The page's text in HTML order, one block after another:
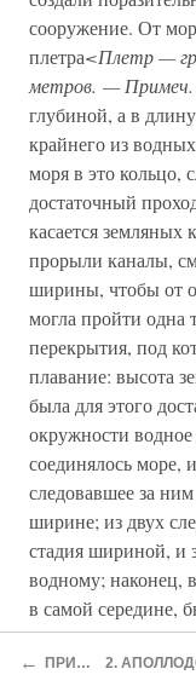
сооружение. От
плетра<Плетр —
метров. —
глубиной, а в
крайнего из
моря в это кольцо,
достаточный
касается земляных
прорыли каналы,
ширины, чтобы от
могла пройти одна
перекрытия, под
плавание: высота
была для этого
окружности
соединялось море,
следовавшее за
ширине; из двух
стадия шириной, и
водному; наконец,
в самой середине,
Остров, на
← ПРИЛОЖЕНИЯ